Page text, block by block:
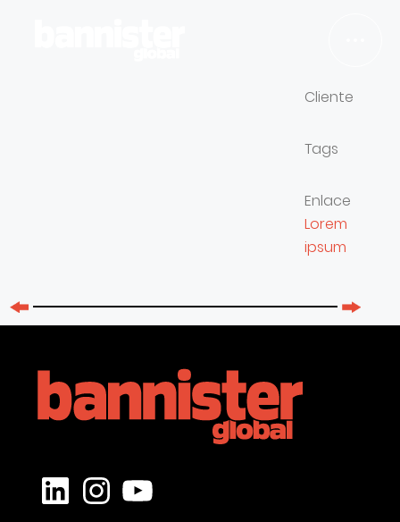
TRABAJOS
SERVICIOS
NOSOTROS
BLOG
CONTACTO
Cliente
Tags
Enlace
Lorem
ipsum
LinkedIn Instagram YouTube